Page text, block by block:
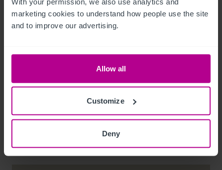
marketing cookies to understand how people use the site
and to improve our advertising.
Allow all
Customize
Deny
Richard Wood
richard.wood@christie.com
Kontakt